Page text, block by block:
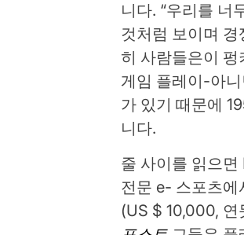
니다. “우리를 너
것처럼 보이며
히 사람들은이
게임 플레이-아
가 있기 때문에
니다.
줄 사이를 읽으
전문 e- 스포츠에
(US $ 10,000,